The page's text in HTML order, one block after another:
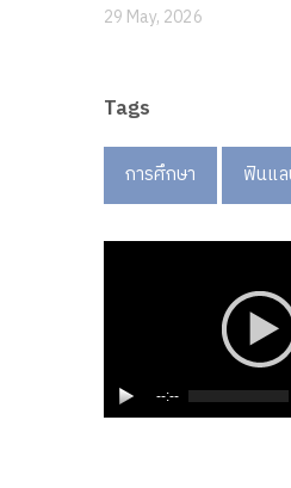
29 May, 2026
Tags
การศึกษา ฟินแ
--:--